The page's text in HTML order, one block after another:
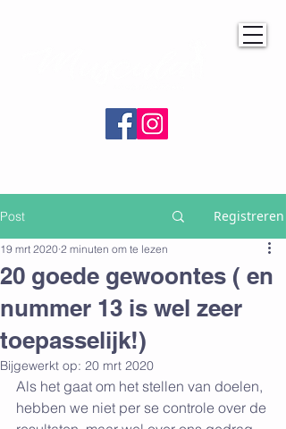
Post Registreren
20 goede gewoontes ( en
nummer 13 is wel zeer
toepasselijk!)
19 mrt 2020 2 minuten om te lezen
Bijgewerkt op: 20 mrt 2020
Als het gaat om het stellen van doelen,
hebben we niet per se controle over de